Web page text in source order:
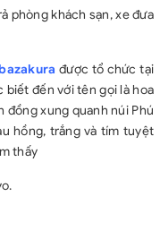
phòng khách sạn, xe đưa
được tổ chức tại
biết đến với tên gọi là hoa
đồng xung quanh núi Phú
hồng, trắng và tím tuyệt
thấy